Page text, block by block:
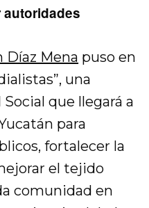
Díaz Mena puso en
una
que llegará a
para
fortalecer la
el tejido
comunidad en